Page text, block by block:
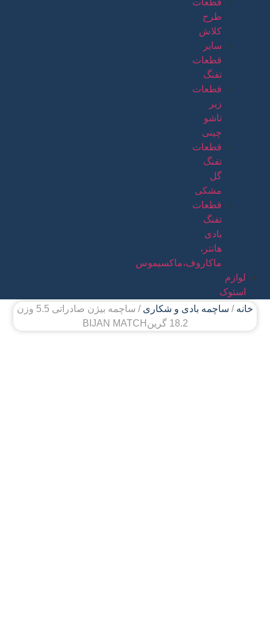
قطعات
طرح
کلاش
سایر
قطعات
تفنگ
قطعات
زیر
تاشو
چینی
قطعات
تفنگ
گل
مشکی
قطعات
تفنگ
بادی
هانتر،
ماکاروف،ماکسیموس
لوازم
استوک
خانه / ساچمه بادی و شکاری
/ ساچمه بیژن صادراتی 5.5 وزن
18.2 گرینBIJAN MATCH